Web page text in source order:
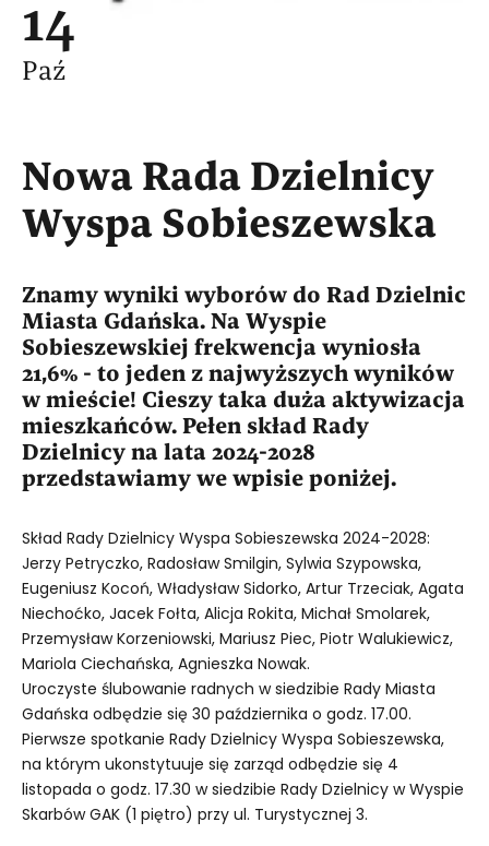
14
Paź
Nowa Rada Dzielnicy
Wyspa Sobieszewska
Znamy wyniki wyborów do Rad Dzielnic
Miasta Gdańska. Na Wyspie
Sobieszewskiej frekwencja wyniosła
21,6% - to jeden z najwyższych wyników
w mieście! Cieszy taka duża aktywizacja
mieszkańców. Pełen skład Rady
Dzielnicy na lata 2024-2028
przedstawiamy we wpisie poniżej.
Skład Rady Dzielnicy Wyspa Sobieszewska 2024-2028:
Jerzy Petryczko, Radosław Smilgin, Sylwia Szypowska,
Eugeniusz Kocoń, Władysław Sidorko, Artur Trzeciak, Agata
Niechoćko, Jacek Fołta, Alicja Rokita, Michał Smolarek,
Przemysław Korzeniowski, Mariusz Piec, Piotr Walukiewicz,
Mariola Ciechańska, Agnieszka Nowak.
Uroczyste ślubowanie radnych w siedzibie Rady Miasta
Gdańska odbędzie się 30 października o godz. 17.00.
Pierwsze spotkanie Rady Dzielnicy Wyspa Sobieszewska,
na którym ukonstytuuje się zarząd odbędzie się 4
listopada o godz. 17.30 w siedzibie Rady Dzielnicy w Wyspie
Skarbów GAK (1 piętro) przy ul. Turystycznej 3.